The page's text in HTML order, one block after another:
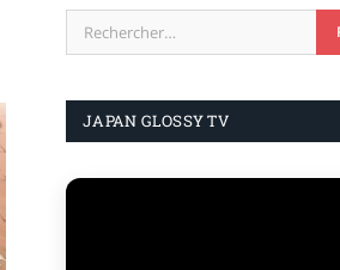
JAPAN GLOSSY TV